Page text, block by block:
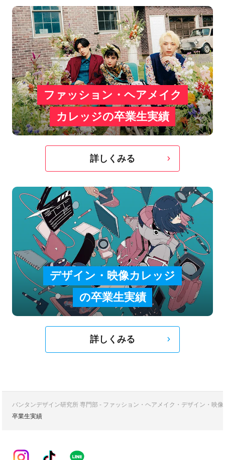
ファッション・ヘアメイク
カレッジの卒業生実績
詳しくみる
デザイン・映像カレッジ
の卒業生実績
詳しくみる
バンタンデザイン研究所 専門部 - ファッション・ヘアメイク・デザイン・映
卒業生実績